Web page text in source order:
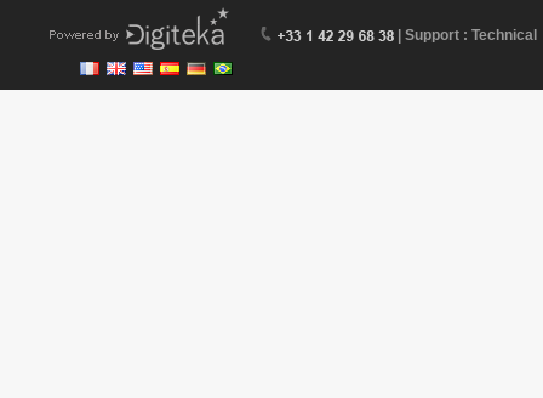
| Support : Technical